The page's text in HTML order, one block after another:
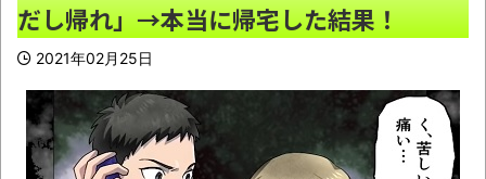
「いいとも」出演者、中居正広さんの”裏側
の部分”を暴露
夫婦で老後2000万円貯めるの言うほど無理
か？NEW!
【驚愕】ゲーセンの人気音ゲー『太鼓の達
だし帰れ」→本当に帰宅した結果！
2021年02月25日